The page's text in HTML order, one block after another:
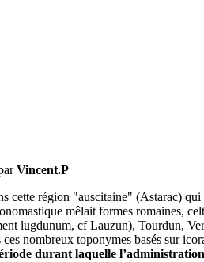
Vincent.P
cette région "auscitaine" (Astarac)
mêlait formes romaines,
lugdunum, cf Lauzun), Tourdun,
nombreux toponymes basés sur
durant laquelle